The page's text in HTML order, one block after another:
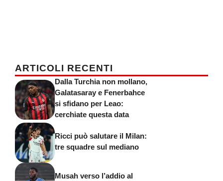
ARTICOLI RECENTI
Dalla Turchia non mollano,
Galatasaray e Fenerbahce
si sfidano per Leao:
cerchiate questa data
Ricci può salutare il Milan:
tre squadre sul mediano
Musah verso l’addio al